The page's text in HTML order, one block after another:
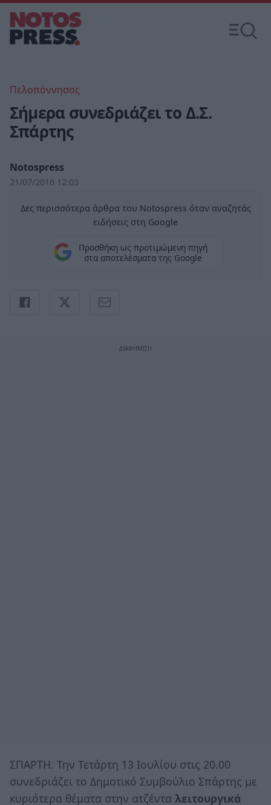
Πελοπόννησος
Σήμερα συνεδριάζει το Δ.Σ.
Σπάρτης
Notospress
21/07/2016 12:03
Δες περισσότερα άρθρα του Notospress όταν αναζητάς
ειδήσεις στη Google
Προσθήκη ως προτιμώμενη πηγή
στα αποτελέσματα της Google
ΣΠΑΡΤΗ. Την Τετάρτη 13 Ιουλίου στις 20.00
συνεδριάζει το Δημοτικό Συμβούλιο Σπάρτης με
κυριότερα θέματα στην ατζέντα λειτουργικά